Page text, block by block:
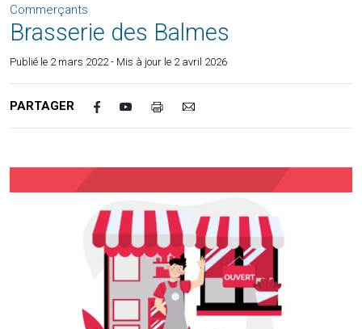
Commerçants
Brasserie des Balmes
Publié le 2 mars 2022- Mis à jour le 2 avril 2026
PARTAGER